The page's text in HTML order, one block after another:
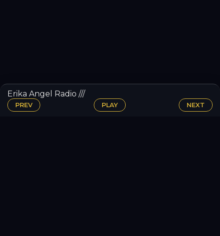
Erika Angel Radio ///
PREV PLAY NEXT